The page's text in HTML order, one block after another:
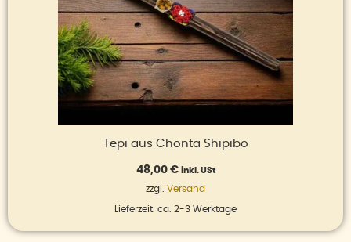
Tepi aus Chonta Shipibo
48,00 € inkl. USt
zzgl. Versand
Lieferzeit: ca. 2-3 Werktage